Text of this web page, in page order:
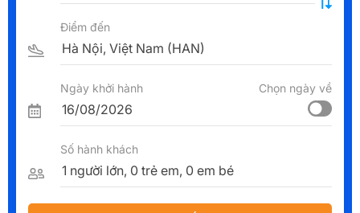
Điểm đến
Ngày khởi hành Chọn ngày về
Số hành khách